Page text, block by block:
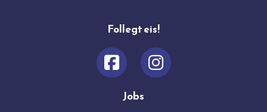
Follegt eis!
Jobs